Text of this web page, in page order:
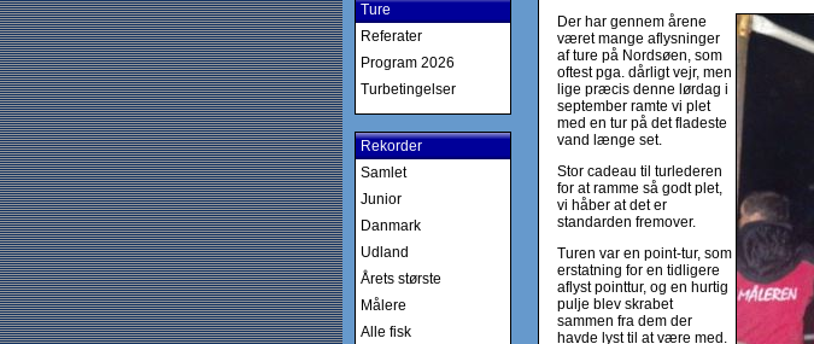
Ture
Referater
Program 2026
Turbetingelser
Rekorder
Samlet
Junior
Danmark
Udland
Årets største
Målere
Alle fisk
Der har gennem årene
været mange aflysninger
af ture på Nordsøen, som
oftest pga. dårligt vejr, men
lige præcis denne lørdag i
september ramte vi plet
med en tur på det fladeste
vand længe set.
Stor cadeau til turlederen
for at ramme så godt plet,
vi håber at det er
standarden fremover.
Turen var en point-tur, som
erstatning for en tidligere
aflyst pointtur, og en hurtig
pulje blev skrabet
sammen fra dem der
havde lyst til at være med.